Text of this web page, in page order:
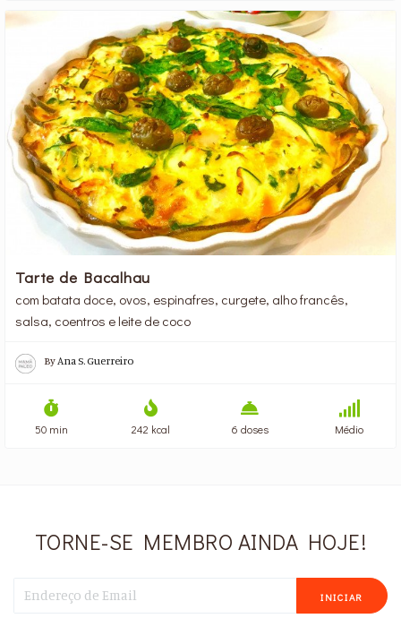
Tarte de Bacalhau
com batata doce, ovos, espinafres, curgete, alho francês,
salsa, coentros e leite de coco
ByAna S. Guerreiro
50 min 242 kcal 6 doses Médio
TORNE-SE MEMBRO AINDA HOJE!
INICIAR